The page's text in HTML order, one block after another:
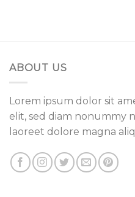
ABOUT US
Lorem ipsum dolor sit
elit, sed diam nonummy
laoreet dolore magna